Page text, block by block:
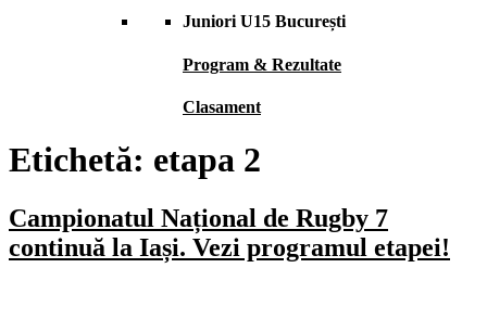
Juniori U15 București
Program & Rezultate
Clasament
Etichetă: etapa 2
Campionatul Național de Rugby 7
continuă la Iași. Vezi programul etapei!